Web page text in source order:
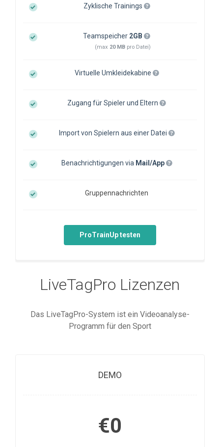
Zyklische Trainings
Teamspeicher 2GB
(max 20 MBpro Datei)
Virtuelle Umkleidekabine
Zugang für Spieler und Eltern
Import von Spielern aus einer Datei
Benachrichtigungen via Mail/App
Gruppennachrichten
ProTrainUp testen
LiveTagPro Lizenzen
Das LiveTagPro-System ist ein Videoanalyse-
Programm für den Sport
DEMO
€0